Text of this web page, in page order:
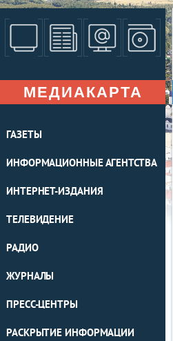
МЕДИАКАРТА
ГАЗЕТЫ
ИНФОРМАЦИОННЫЕ АГЕНТСТВА
ИНТЕРНЕТ-ИЗДАНИЯ
ТЕЛЕВИДЕНИЕ
РАДИО
ЖУРНАЛЫ
ПРЕСС-ЦЕНТРЫ
РАСКРЫТИЕ ИНФОРМАЦИИ